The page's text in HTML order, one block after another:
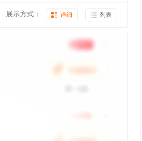
展示方式： 详细 列表